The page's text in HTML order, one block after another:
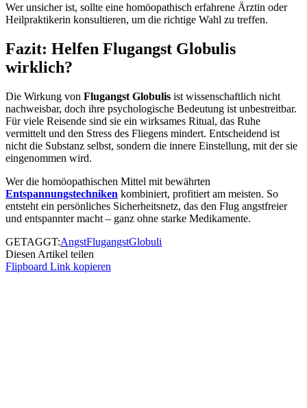
Wer unsicher ist, sollte eine homöopathisch erfahrene Ärztin oder
Heilpraktikerin konsultieren, um die richtige Wahl zu treffen.
Fazit: Helfen Flugangst Globulis
wirklich?
Die Wirkung von Flugangst Globulis ist wissenschaftlich nicht
nachweisbar, doch ihre psychologische Bedeutung ist unbestreitbar.
Für viele Reisende sind sie ein wirksames Ritual, das Ruhe
vermittelt und den Stress des Fliegens mindert. Entscheidend ist
nicht die Substanz selbst, sondern die innere Einstellung, mit der sie
eingenommen wird.
Wer die homöopathischen Mittel mit bewährten
Entspannungstechniken kombiniert, profitiert am meisten. So
entsteht ein persönliches Sicherheitsnetz, das den Flug angstfreier
und entspannter macht – ganz ohne starke Medikamente.
GETAGGT:AngstFlugangstGlobuli
Diesen Artikel teilen
Flipboard Link kopieren